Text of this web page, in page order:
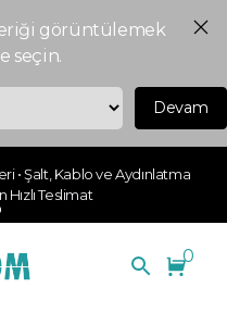
görüntülemek
seçin.
Devam
• Şalt, Kablo ve Aydınlatma
Teslimat
0